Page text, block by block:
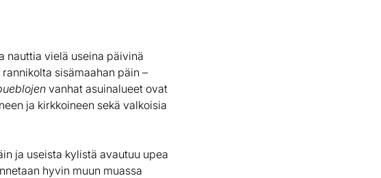
nauttia vielä useina päivinä
sisämaahan päin –
vanhat asuinalueet ovat
ja kirkkoineen sekä valkoisia
ja useista kylistä avautuu upea
hyvin muun muassa